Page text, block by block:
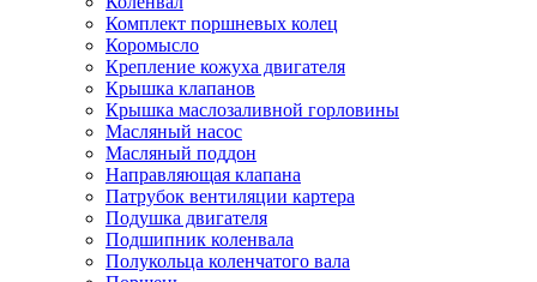
Комплект поршневых колец
Коромысло
Крепление кожуха двигателя
Крышка клапанов
Крышка маслозаливной горловины
Масляный насос
Масляный поддон
Направляющая клапана
Патрубок вентиляции картера
Подушка двигателя
Подшипник коленвала
Полукольца коленчатого вала